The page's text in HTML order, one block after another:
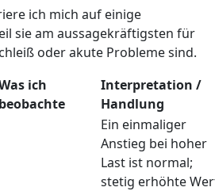
ich mich auf einige
sie am aussagekräftigsten für
oder akute Probleme sind.
ich
beobachte
Interpretation /
Handlung
Ein einmaliger
Anstieg bei hoher
Last ist normal;
stetig erhöhte